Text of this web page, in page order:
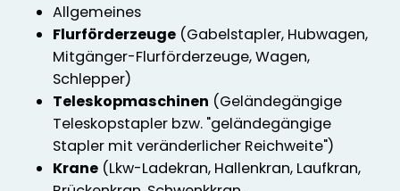
Allgemeines
Flurförderzeuge (Gabelstapler, Hubwagen,
Mitgänger-Flurförderzeuge, Wagen,
Schlepper)
Teleskopmaschinen (Geländegängige
Teleskopstapler bzw. "geländegängige
Stapler mit veränderlicher Reichweite")
Krane (Lkw-Ladekran, Hallenkran, Laufkran,